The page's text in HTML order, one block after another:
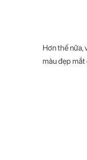
Hơn thế nữa,
màu đẹp mắt